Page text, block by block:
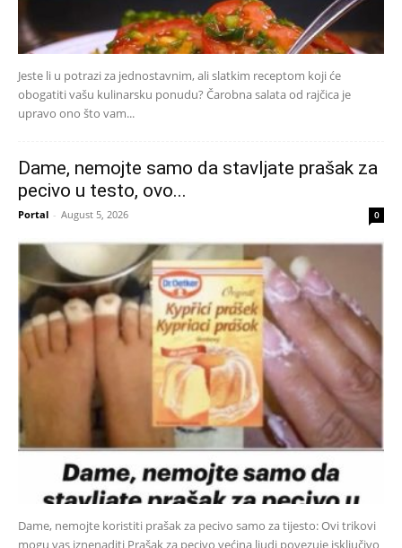
Jeste li u potrazi za jednostavnim, ali slatkim receptom koji će
obogatiti vašu kulinarsku ponudu? Čarobna salata od rajčica je
upravo ono što vam...
Dame, nemojte samo da stavljate prašak za
pecivo u testo, ovo...
Portal - August 5, 2026 0
Dame, nemojte koristiti prašak za pecivo samo za tijesto: Ovi trikovi
mogu vas iznenaditi Prašak za pecivo većina ljudi povezuje isključivo